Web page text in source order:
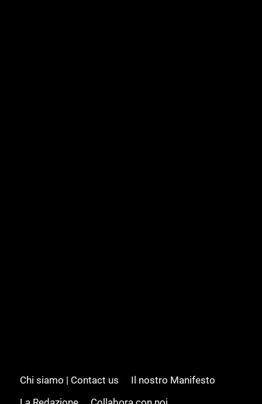
Chi siamo | Contact us
Il nostro Manifesto